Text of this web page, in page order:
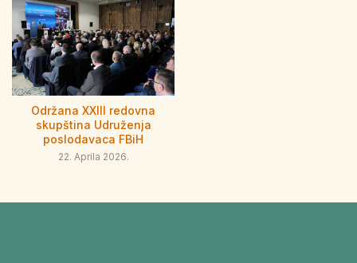
Održana XXIII redovna
skupština Udruženja
poslodavaca FBiH
22. Aprila 2026.